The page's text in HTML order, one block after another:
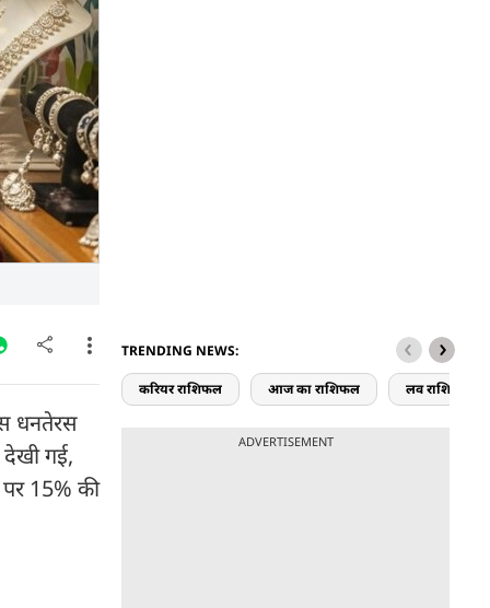
धनतेरस
देखी गई,
पर 15% की
TRENDING NEWS:
करियर राशिफल आज का राशिफल लव राशिफल
ADVERTISEMENT